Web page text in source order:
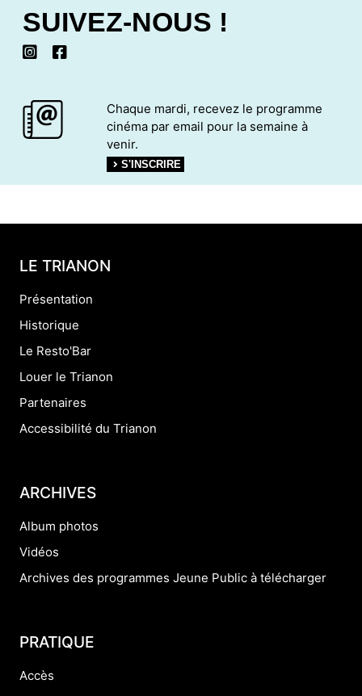
SUIVEZ-NOUS !
Chaque mardi, recevez le programme
cinéma par email pour la semaine à
venir.
S'INSCRIRE
LE TRIANON
Présentation
Historique
Le Resto'Bar
Louer le Trianon
Partenaires
Accessibilité du Trianon
ARCHIVES
Album photos
Vidéos
Archives des programmes Jeune Public à télécharger
PRATIQUE
Accès